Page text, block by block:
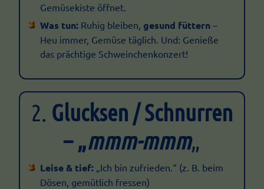
Gemüsekiste öffnet.
Was tun:Ruhig bleiben, gesund füttern–
Heu immer, Gemüse täglich. Und: Genieße
das prächtige Schweinchenkonzert!
2. Glucksen / Schnurren
– „mmm-mmm„
Leise & tief:„Ich bin zufrieden.“ (z. B. beim
Dösen, gemütlich fressen)